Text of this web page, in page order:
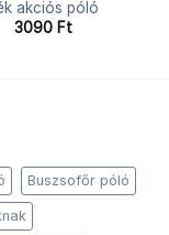
akciós póló
3090 Ft
Buszsofőr póló